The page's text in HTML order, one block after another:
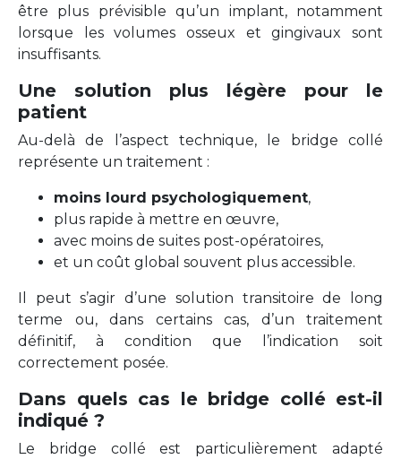
être plus prévisible qu’un implant, notamment
lorsque les volumes osseux et gingivaux sont
insuffisants.
Une solution plus légère pour le
patient
Au-delà de l’aspect technique, le bridge collé
représente un traitement :
moins lourd psychologiquement,
plus rapide à mettre en œuvre,
avec moins de suites post-opératoires,
et un coût global souvent plus accessible.
Il peut s’agir d’une solution transitoire de long
terme ou, dans certains cas, d’un traitement
définitif, à condition que l’indication soit
correctement posée.
Dans quels cas le bridge collé est-il
indiqué ?
Le bridge collé est particulièrement adapté